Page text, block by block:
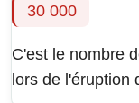
30 000
C'est le nombre
lors de l'éruption